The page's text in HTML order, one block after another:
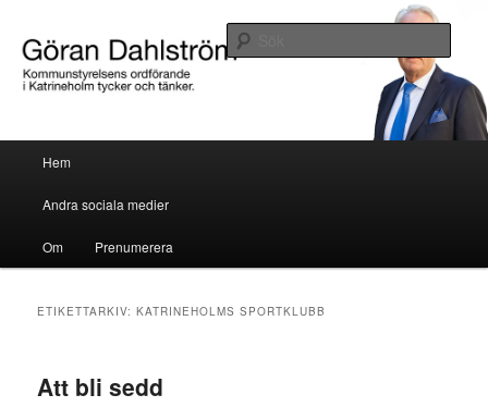
Göran Dahlström
Göran Dahlström, kommunstyrelsens ordförande i Katrineholm tycker och
Hoppa till huvudinnehåll
Hoppa till sekundärt innehåll
Hem
Andra sociala medier
Om Prenumerera
ETIKETTARKIV:KATRINEHOLMS SPORTKLUBB
Att bli sedd